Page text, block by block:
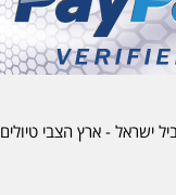
ישראל - ארץ הצבי טיולים